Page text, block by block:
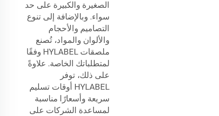
الصغيرة والكبيرة على حد
سواء. وبالإضافة إلى تنوع
التصاميم والأحجام
والألوان والمواد، تُصنع
ملصقات HYLABEL وفقًا
لمتطلباتك الخاصة. علاوةً
على ذلك، توفر
HYLABEL أوقات تسليم
سريعة وأسعارًا مناسبة
لمساعدة الشركات على